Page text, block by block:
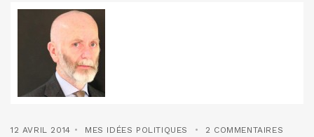
12 AVRIL 2014 MES IDÉES POLITIQUES 2 COMMENTAIRES